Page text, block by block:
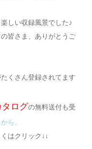
しい収録風景でした♪
皆さま、ありがとうご
くさん登録されてます
タログの無料送付も受
ら。
はクリック↓↓